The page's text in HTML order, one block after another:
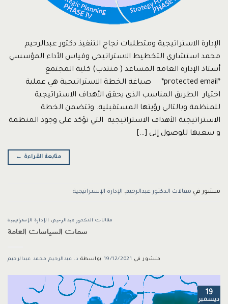
الإدارة الاستراتيجية ومتطلبات نجاح التنفيذ دكتور عبدالرحيم
محمد استشاري التخطيط الاستراتيجي وقياس الأداء المؤسسي
أستاذ الإدارة العامة المساعد ( منتدب) كلية المجتمع
*protected email* صياغة الخطة الاستراتيجية هي عملية
اختيار الطريق المناسب الذي يحقق الأهداف الاستراتيجية
للمنظمة وبالتالي رؤيتها المستقبلية. وتتضمن الخطة
الاستراتيجية الأهداف الاستراتيجية التي تؤكد على وجود المنظمة
و سعيها للوصول إلى […]
متابعة القراءة ←
منشور في مقالات الدكتور عبدالرحيم، الإدارة الإستراتيجية
مقالات الدكتور عبدالرحيم، الإدارة الإستراتيجية
سمات السياسات العامة
منشور في 19/12/2021 بواسطة د. عبدالرحيم محمد عبدالرحيم
19
ديسمبر